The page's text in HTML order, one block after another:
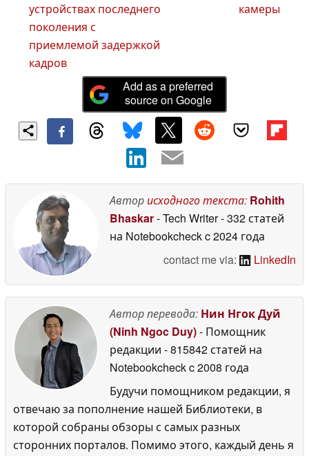
устройствах последнего
поколения с
приемлемой задержкой
кадров
камеры
Add as a preferred
source on Google
Авторисходного текста: Rohith
Bhaskar- Tech Writer- 332 статей
на Notebookcheckc 2024 года
contact me via:
LinkedIn
Автор перевода: Нин Нгок Дуй
(Ninh Ngoc Duy)- Помощник
редакции - 815842 статей на
Notebookcheckc 2008 года
Будучи помощником редакции, я
отвечаю за пополнение нашей Библиотеки, в
которой собраны обзоры с самых разных
сторонних порталов. Помимо этого, каждый день я